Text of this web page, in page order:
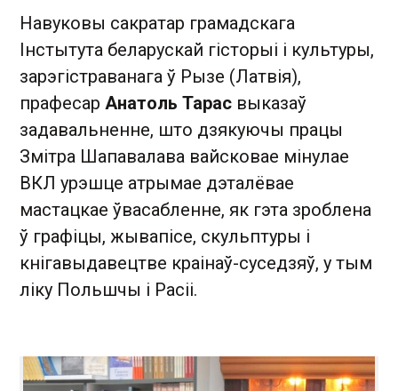
Навуковы сакратар грамадскага
Інстытута беларускай гісторыі і культуры,
зарэгістраванага ў Рызе (Латвія),
прафесар Анатоль Тарас выказаў
задавальненне, што дзякуючы працы
Змітра Шапавалава вайсковае мінулае
ВКЛ урэшце атрымае дэталёвае
мастацкае ўвасабленне, як гэта зроблена
ў графіцы, жывапісе, скульптуры і
кнігавыдавецтве краінаў-суседзяў, у тым
ліку Польшчы і Расіі.